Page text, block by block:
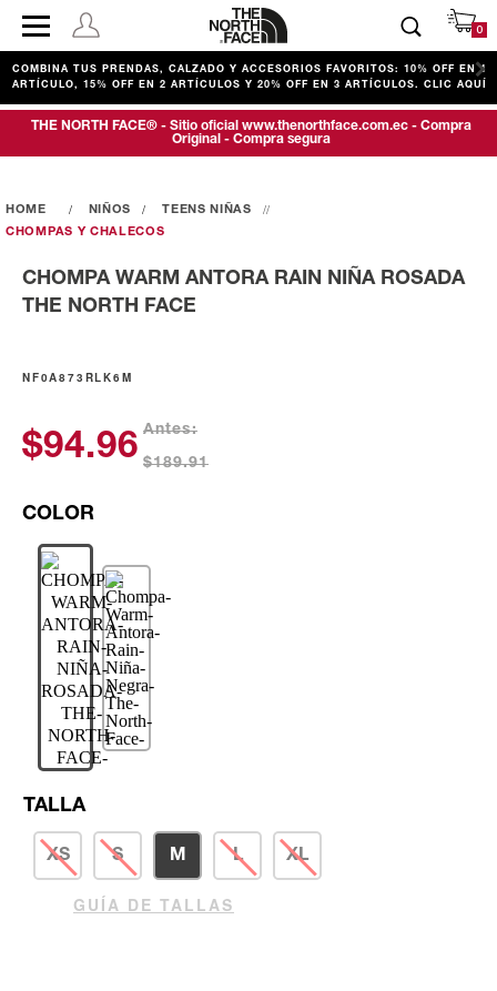
0
COMBINA TUS PRENDAS, CALZADO Y ACCESORIOS FAVORITOS: 10% OFF EN 1
ARTÍCULO, 15% OFF EN 2 ARTÍCULOS Y 20% OFF EN 3 ARTÍCULOS. CLIC AQUÍ
THE NORTH FACE® - Sitio oficial www.thenorthface.com.ec - Compra
Original - Compra segura
NIÑOS
TEENS NIÑAS
CHOMPAS Y CHALECOS
CHOMPA WARM ANTORA RAIN NIÑA ROSADA
THE NORTH FACE
NF0A873RLK6M
$94.96
Antes:
$189.91
TALLA
XS S M L XL
GUÍA DE TALLAS